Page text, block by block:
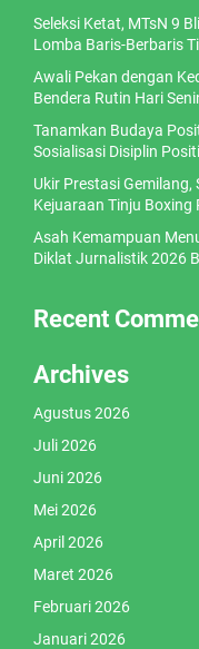
Seleksi Ketat, MTsN 9
Lomba Baris-Berbaris
Awali Pekan dengan
Bendera Rutin Hari
Tanamkan Budaya
Sosialisasi Disiplin
Ukir Prestasi Gemilang,
Kejuaraan Tinju Boxing
Asah Kemampuan
Diklat Jurnalistik 2026
Recent
Archives
Agustus 2026
Juli 2026
Juni 2026
Mei 2026
April 2026
Maret 2026
Februari 2026
Januari 2026